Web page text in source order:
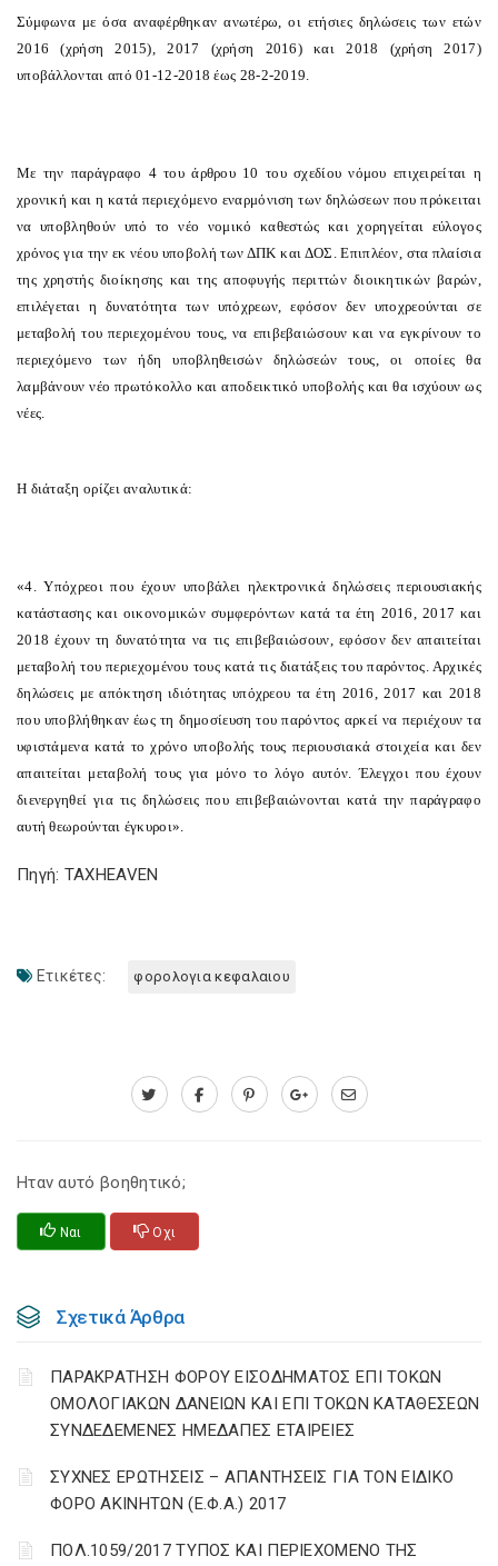
Σύμφωνα με όσα αναφέρθηκαν ανωτέρω,οι ετήσιες δηλώσεις των ετών
2016 (χρήση 2015), 2017 (χρήση 2016) και 2018 (χρήση 2017)
υποβάλλονται από 01-12-2018 έως 28-2-2019.
Με την παράγραφο 4 του άρθρου 10 του σχεδίου νόμου επιχειρείται η
χρονική και η κατά περιεχόμενο εναρμόνιση των δηλώσεων που πρόκειται
να υποβληθούν υπό το νέο νομικό καθεστώς και χορηγείται εύλογος
χρόνος για την εκ νέου υποβολή των ΔΠΚ και ΔΟΣ. Επιπλέον, στα πλαίσια
της χρηστής διοίκησης και της αποφυγής περιττών διοικητικών βαρών,
επιλέγεται η δυνατότητα των υπόχρεων, εφόσον δεν υποχρεούνται σε
μεταβολή του περιεχομένου τους, να επιβεβαιώσουν και να εγκρίνουν το
περιεχόμενο των ήδη υποβληθεισών δηλώσεών τους, οι οποίες θα
λαμβάνουν νέο πρωτόκολλο και αποδεικτικό υποβολής και θα ισχύουν ως
νέες.
Η διάταξη ορίζει αναλυτικά:
«4. Υπόχρεοι που έχουν υποβάλει ηλεκτρονικά δηλώσεις περιουσιακής
κατάστασης και οικονομικών συμφερόντων κατά τα έτη 2016, 2017 και
2018 έχουν τη δυνατότητα να τις επιβεβαιώσουν, εφόσον δεν απαιτείται
μεταβολή του περιεχομένου τους κατά τις διατάξεις του παρόντος. Αρχικές
δηλώσεις με απόκτηση ιδιότητας υπόχρεου τα έτη 2016, 2017 και 2018
που υποβλήθηκαν έως τη δημοσίευση του παρόντος αρκεί να περιέχουν τα
υφιστάμενα κατά το χρόνο υποβολής τους περιουσιακά στοιχεία και δεν
απαιτείται μεταβολή τους για μόνο το λόγο αυτόν. Έλεγχοι που έχουν
διενεργηθεί για τις δηλώσεις που επιβεβαιώνονται κατά την παράγραφο
αυτή θεωρούνται έγκυροι».
Πηγή: TAXHEAVEN
Ετικέτες: φορολογια κεφαλαιου
Ηταν αυτό βοηθητικό;
Ναι Οχι
Σχετικά Άρθρα
ΠΑΡΑΚΡΑΤΗΣΗ ΦΟΡΟΥ ΕΙΣΟΔΗΜΑΤΟΣ ΕΠΙ ΤΟΚΩΝ
ΟΜΟΛΟΓΙΑΚΩΝ ΔΑΝΕΙΩΝ ΚΑΙ ΕΠΙ ΤΟΚΩΝ ΚΑΤΑΘΕΣΕΩΝ
ΣΥΝΔΕΔΕΜΕΝΕΣ ΗΜΕΔΑΠΕΣ ΕΤΑΙΡΕΙΕΣ
ΣΥΧΝΕΣ ΕΡΩΤΗΣΕΙΣ – ΑΠΑΝΤΗΣΕΙΣ ΓΙΑ ΤΟΝ ΕΙΔΙΚΟ
ΦΟΡΟ ΑΚΙΝΗΤΩΝ (Ε.Φ.Α.) 2017
ΠΟΛ.1059/2017 ΤΥΠΟΣ ΚΑΙ ΠΕΡΙΕΧΟΜΕΝΟ ΤΗΣ